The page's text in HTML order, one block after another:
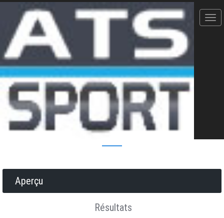
La Cettoise - 05/06/2016
10 Km qualif FFA
Aperçu
Résultats